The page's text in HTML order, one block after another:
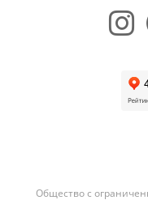
Общество с